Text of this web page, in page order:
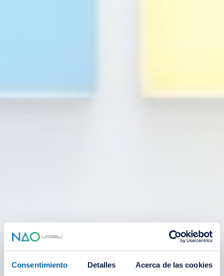
Consentimiento Detalles Acerca de las cookies